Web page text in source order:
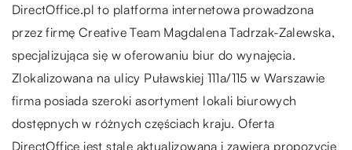
DirectOffice.pl to platforma internetowa prowadzona
przez firmę Creative Team Magdalena Tadrzak-Zalewska,
specjalizująca się w oferowaniu biur do wynajęcia.
Zlokalizowana na ulicy Puławskiej 111a/115 w Warszawie
firma posiada szeroki asortyment lokali biurowych
dostępnych w różnych częściach kraju. Oferta
DirectOffice jest stale aktualizowana i zawiera propozycje